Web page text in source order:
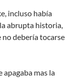
incluso había
abrupta historia,
no debería tocarse
apagaba mas la